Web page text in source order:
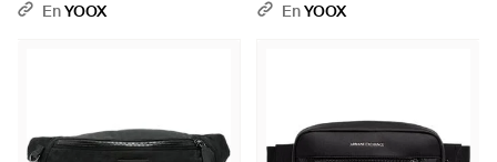
EnYOOX
EnYOOX